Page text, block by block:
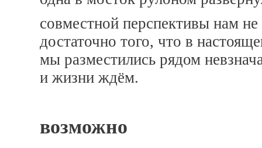
совместной перспективы нам не
достаточно того, что в
мы разместились рядом
и жизни ждём.
возможно